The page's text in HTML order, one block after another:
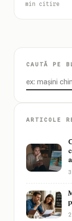
min citire
CAUTĂ PE
Caută
ARTICOLE